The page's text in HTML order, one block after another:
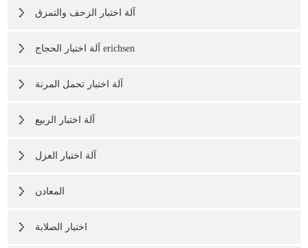
آلة اختبار الزحف والتمزق
آلة اختبار الحجاج erichsen
آلة اختبار تحمل المرنة
آلة اختبار الربيع
آلة اختبار العزل
المعادن
اختبار الصلابة